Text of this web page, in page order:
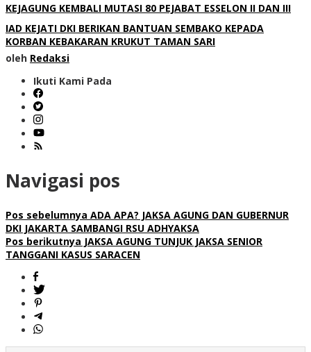
KEJAGUNG KEMBALI MUTASI 80 PEJABAT ESSELON II DAN III
IAD KEJATI DKI BERIKAN BANTUAN SEMBAKO KEPADA
KORBAN KEBAKARAN KRUKUT TAMAN SARI
oleh Redaksi
Ikuti Kami Pada
Navigasi pos
Pos sebelumnya ADA APA? JAKSA AGUNG DAN GUBERNUR
DKI JAKARTA SAMBANGI RSU ADHYAKSA
Pos berikutnya JAKSA AGUNG TUNJUK JAKSA SENIOR
TANGGANI KASUS SARACEN